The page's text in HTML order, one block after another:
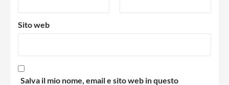
Sito web
Salva il mio nome, email e sito web in questo